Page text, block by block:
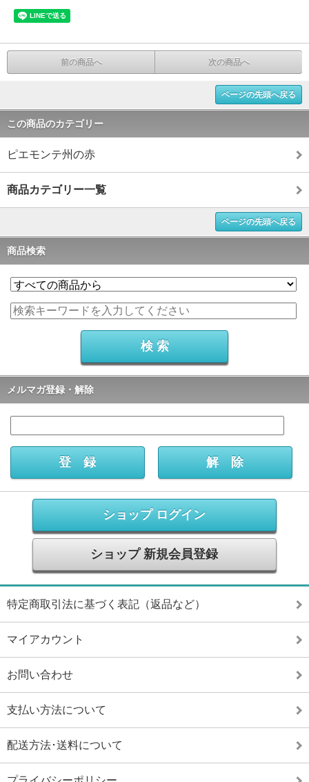
前の商品へ 次の商品へ
ページの先頭へ戻る
この商品のカテゴリー
ピエモンテ州の赤
商品カテゴリー一覧
ページの先頭へ戻る
商品検索
メルマガ登録・解除
ショップ ログイン
ショップ 新規会員登録
特定商取引法に基づく表記（返品など）
マイアカウント
お問い合わせ
支払い方法について
配送方法･送料について